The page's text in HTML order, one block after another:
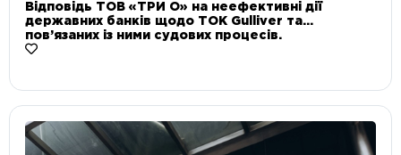
Відповідь ТОВ «ТРИ О» на неефективні дії
державних банків щодо ТОК Gulliver та
пов’язаних із ними судових процесів.